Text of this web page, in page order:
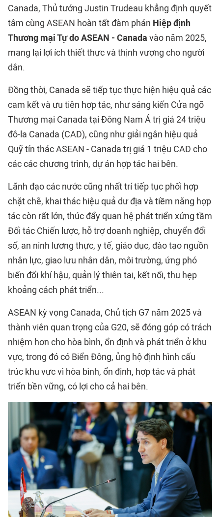
Canada, Thủ tướng Justin Trudeau khẳng định quyết
tâm cùng ASEAN hoàn tất đàm phán Hiệp định
Thương mại Tự do ASEAN - Canada vào năm 2025,
mang lại lợi ích thiết thực và thịnh vượng cho người
dân.
Đồng thời, Canada sẽ tiếp tục thực hiện hiệu quả các
cam kết và ưu tiên hợp tác, như sáng kiến Cửa ngõ
Thương mại Canada tại Đông Nam Á trị giá 24 triệu
đô-la Canada (CAD), cũng như giải ngân hiệu quả
Quỹ tín thác ASEAN - Canada trị giá 1 triệu CAD cho
các các chương trình, dự án hợp tác hai bên.
Lãnh đạo các nước cũng nhất trí tiếp tục phối hợp
chặt chẽ, khai thác hiệu quả dư địa và tiềm năng hợp
tác còn rất lớn, thúc đẩy quan hệ phát triển xứng tầm
Đối tác Chiến lược, hỗ trợ doanh nghiệp, chuyển đổi
số, an ninh lương thực, y tế, giáo dục, đào tạo nguồn
nhân lực, giao lưu nhân dân, môi trường, ứng phó
biến đổi khí hậu, quản lý thiên tai, kết nối, thu hẹp
khoảng cách phát triển...
ASEAN kỳ vọng Canada, Chủ tịch G7 năm 2025 và
thành viên quan trọng của G20, sẽ đóng góp có trách
nhiệm hơn cho hòa bình, ổn định và phát triển ở khu
vực, trong đó có Biển Đông, ủng hộ định hình cấu
trúc khu vực vì hòa bình, ổn định, hợp tác và phát
triển bền vững, có lợi cho cả hai bên.